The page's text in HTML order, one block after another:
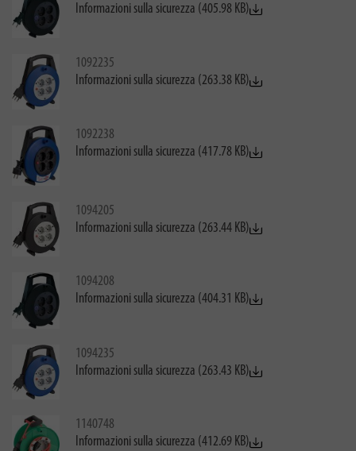
Informazioni sulla sicurezza (405.98 KB)
1092235
Informazioni sulla sicurezza (263.38 KB)
1092238
Informazioni sulla sicurezza (417.78 KB)
1094205
Informazioni sulla sicurezza (263.44 KB)
1094208
Informazioni sulla sicurezza (404.31 KB)
1094235
Informazioni sulla sicurezza (263.43 KB)
1140748
Informazioni sulla sicurezza (412.69 KB)